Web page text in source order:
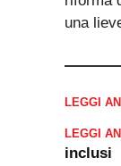
una
LEGGI
LEGGI
inclusi